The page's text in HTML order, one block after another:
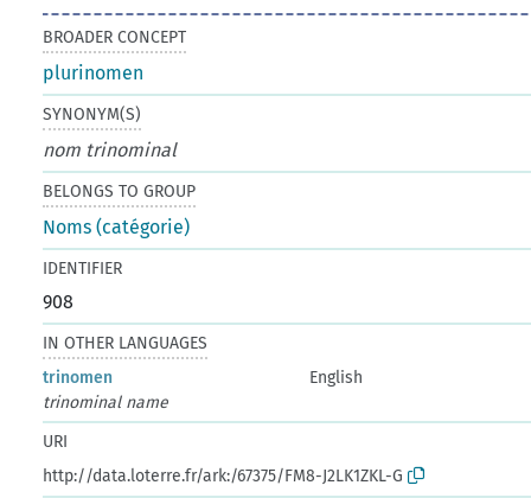
BROADER CONCEPT
plurinomen
SYNONYM(S)
nom trinominal
BELONGS TO GROUP
Noms (catégorie)
IDENTIFIER
908
IN OTHER LANGUAGES
trinomen
English
trinominal name
URI
http://data.loterre.fr/ark:/67375/FM8-J2LK1ZKL-G